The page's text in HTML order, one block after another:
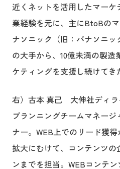
近くネットを活用したマー
業経験を元に、主にBtoBの
ナソニック（旧：パナソニ
の大手から、10億未満の製
ケティングを支援し続けてき
右）古本 真己 大伸社ディラ
プランニングチームマネー
ナー。WEB上でのリード獲
拡大にむけて、コンテンツの
ンまでを担当。WEBコンテ